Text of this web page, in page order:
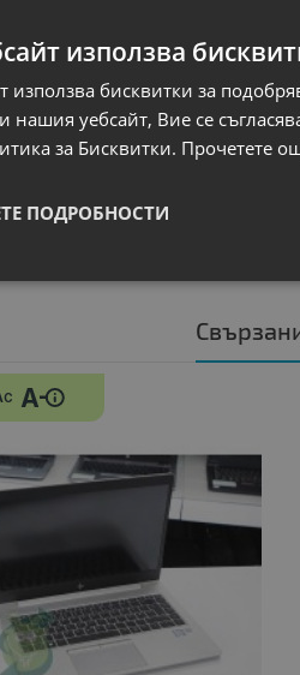
A-
използва
използва бисквитки за
нашия уебсайт, Вие се
за Бисквитки. Прочетете
ПОДРОБНОСТИ